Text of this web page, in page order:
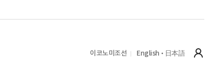
이코노미조선 English 日本語